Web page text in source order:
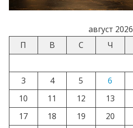
август 2026
П
В С Ч
3
4 5 6
10
11 12 13
17
18 19 20